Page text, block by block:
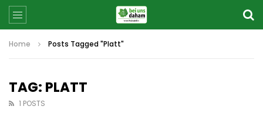
Home Posts Tagged "Platt"
TAG: PLATT
1 POSTS